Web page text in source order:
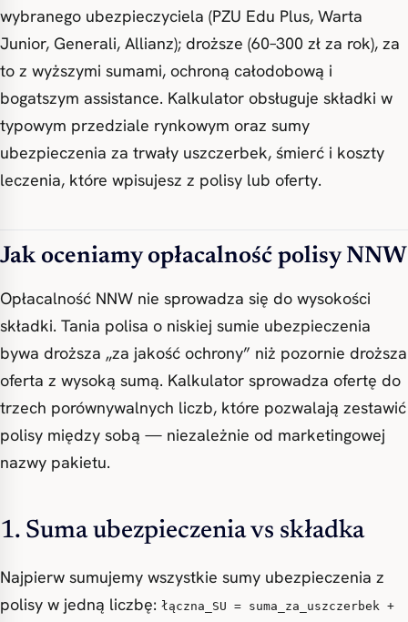
wybranego ubezpieczyciela (PZU Edu Plus, Warta
Junior, Generali, Allianz); droższe (60–300 zł za rok), za
to z wyższymi sumami, ochroną całodobową i
bogatszym assistance. Kalkulator obsługuje składki w
typowym przedziale rynkowym oraz sumy
ubezpieczenia za trwały uszczerbek, śmierć i koszty
leczenia, które wpisujesz z polisy lub oferty.
Jak oceniamy opłacalność polisy NNW
Opłacalność NNW nie sprowadza się do wysokości
składki. Tania polisa o niskiej sumie ubezpieczenia
bywa droższa „za jakość ochrony” niż pozornie droższa
oferta z wysoką sumą. Kalkulator sprowadza ofertę do
trzech porównywalnych liczb, które pozwalają zestawić
polisy między sobą — niezależnie od marketingowej
nazwy pakietu.
1. Suma ubezpieczenia vs składka
Najpierw sumujemy wszystkie sumy ubezpieczenia z
polisy w jedną liczbę: łączna_SU = suma_za_uszczerbek +